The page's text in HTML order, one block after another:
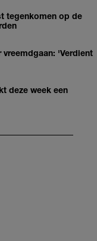
tegenkomen op de
vreemdgaan: 'Verdient
deze week een